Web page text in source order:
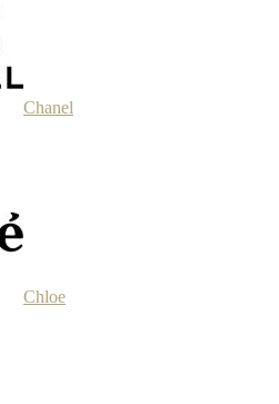
Chanel
Chloe